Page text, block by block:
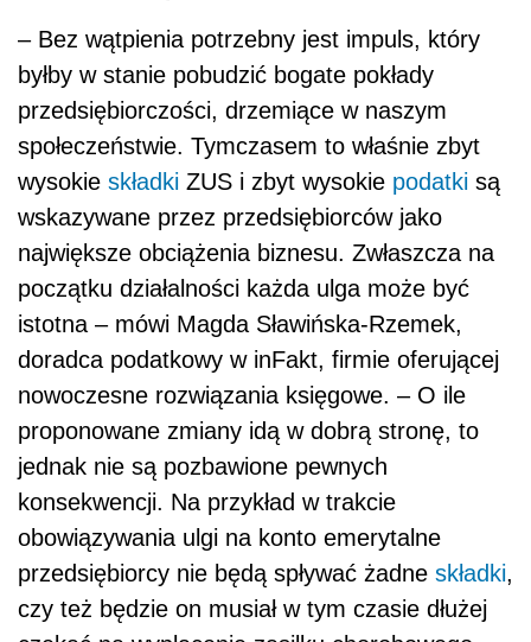
– Bez wątpienia potrzebny jest impuls, który
byłby w stanie pobudzić bogate pokłady
przedsiębiorczości, drzemiące w naszym
społeczeństwie. Tymczasem to właśnie zbyt
wysokie składki ZUS i zbyt wysokie podatki są
wskazywane przez przedsiębiorców jako
największe obciążenia biznesu. Zwłaszcza na
początku działalności każda ulga może być
istotna – mówi Magda Sławińska-Rzemek,
doradca podatkowy w inFakt, firmie oferującej
nowoczesne rozwiązania księgowe. – O ile
proponowane zmiany idą w dobrą stronę, to
jednak nie są pozbawione pewnych
konsekwencji. Na przykład w trakcie
obowiązywania ulgi na konto emerytalne
przedsiębiorcy nie będą spływać żadne składki,
czy też będzie on musiał w tym czasie dłużej